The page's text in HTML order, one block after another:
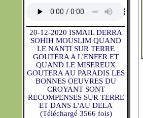
20-12-2020 ISMAIL DERRA
SOHIH MOUSLIM QUAND
LE NANTI SUR TERRE
GOUTERA A L'ENFER ET
QUAND LE MISEREUX
GOUTERA AU PARADIS LES
BONNES OEUVRES DU
CROYANT SONT
RECOMPENSES SUR TERRE
ET DANS L'AU DELA
(Téléchargé 3566 fois)